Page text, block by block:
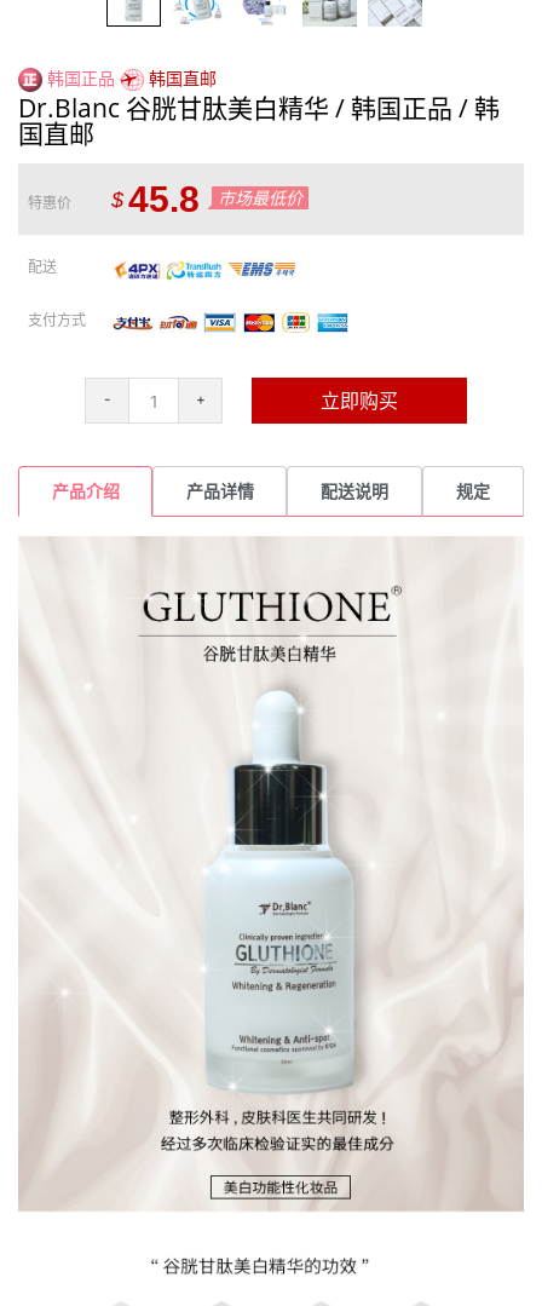
韩国正品 韩国直邮
Dr.Blanc 谷胱甘肽美白精华 / 韩国正品 / 韩
国直邮
特惠价 $ 45.8 市场最低价
配送
支付方式
- + 立即购买
产品介绍 产品详情 配送说明 规定